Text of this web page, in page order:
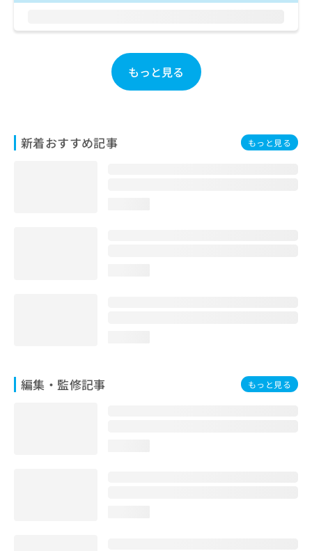
もっと見る
新着おすすめ記事 もっと見る
編集・監修記事 もっと見る
ら